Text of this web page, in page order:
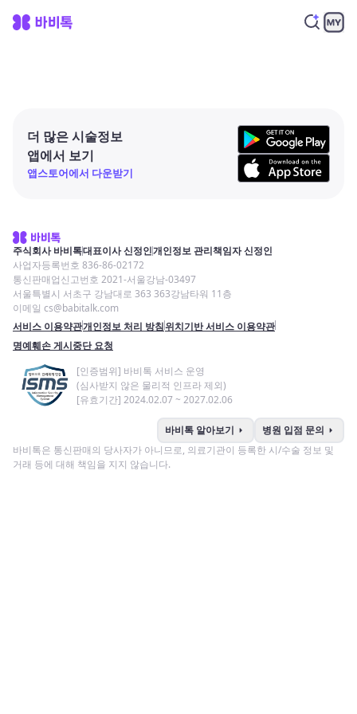
더 많은 시술정보
앱에서 보기
앱스토어에서 다운받기
주식회사 바비톡대표이사 신정인개인정보 관리책임자 신정인
사업자등록번호 836-86-02172
통신판매업신고번호 2021-서울강남-03497
서울특별시 서초구 강남대로 363 363강남타워 11층
이메일 cs@babitalk.com
서비스 이용약관개인정보 처리 방침위치기반 서비스 이용약관
명예훼손 게시중단 요청
[인증범위] 바비톡 서비스 운영
(심사받지 않은 물리적 인프라 제외)
[유효기간] 2024.02.07 ~ 2027.02.06
바비톡 알아보기 arrow_right 병원 입점 문의 arrow_right
바비톡은 통신판매의 당사자가 아니므로, 의료기관이 등록한 시/수술 정보 및
거래 등에 대해 책임을 지지 않습니다.